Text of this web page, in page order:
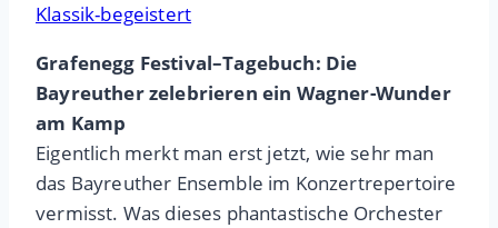
Klassik-begeistert
Grafenegg Festival–Tagebuch: Die
Bayreuther zelebrieren ein Wagner-Wunder
am Kamp
Eigentlich merkt man erst jetzt, wie sehr man
das Bayreuther Ensemble im Konzertrepertoire
vermisst. Was dieses phantastische Orchester